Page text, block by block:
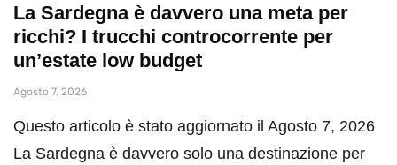
La Sardegna è davvero una meta per
ricchi? I trucchi controcorrente per
un’estate low budget
Agosto 7, 2026
Questo articolo è stato aggiornato il Agosto 7, 2026
La Sardegna è davvero solo una destinazione per